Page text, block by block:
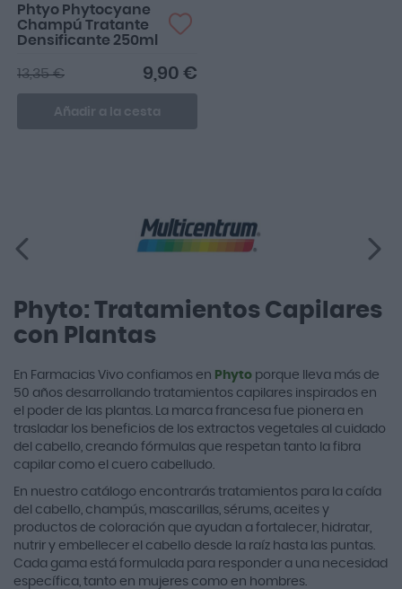
Phtyo Phytocyane
Champú Tratante
Densificante 250ml
9,90 €
13,35 €
Añadir a la cesta
Phyto: Tratamientos Capilares
con Plantas
En Farmacias Vivo confiamos en Phyto porque lleva más de
50 años desarrollando tratamientos capilares inspirados en
el poder de las plantas. La marca francesa fue pionera en
trasladar los beneficios de los extractos vegetales al cuidado
del cabello, creando fórmulas que respetan tanto la fibra
capilar como el cuero cabelludo.
En nuestro catálogo encontrarás tratamientos para la caída
del cabello, champús, mascarillas, sérums, aceites y
productos de coloración que ayudan a fortalecer, hidratar,
nutrir y embellecer el cabello desde la raíz hasta las puntas.
Cada gama está formulada para responder a una necesidad
específica, tanto en mujeres como en hombres.